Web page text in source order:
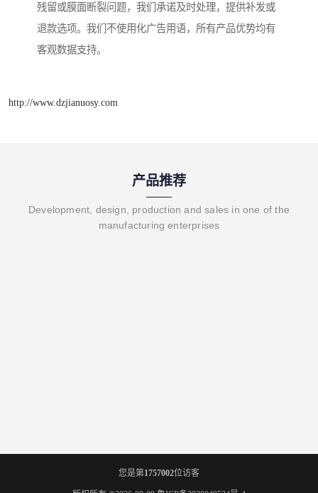
残留或膜面断裂问题，我们承诺及时处理，提供补发或
退款选项。我们不使用化广告用语，所有产品优势均有
客观数据支持。
http://www.dzjianuosy.com
产品推荐
Development, design, production and sales in one of the
manufacturing enterprises
您是第1757002位访客